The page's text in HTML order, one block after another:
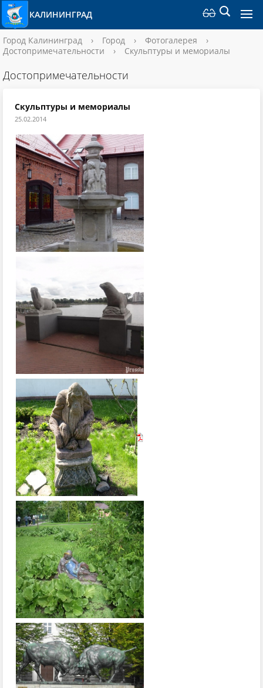
КАЛИНИНГРАД
Город Калининград › Город › Фотогалерея
›
Достопримечательности
› Скульптуры и мемориалы
Достопримечательности
Скульптуры и мемориалы
25.02.2014